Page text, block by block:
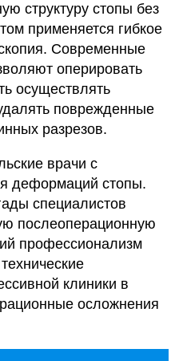
структуру стопы без
применяется гибкое
Современные
оперировать
осуществлять
поврежденные
разрезов.
врачи с
деформаций стопы.
специалистов
послеоперационную
профессионализм
клиники в
осложнения